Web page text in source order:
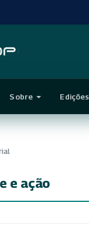
Sobre Edições
e ação